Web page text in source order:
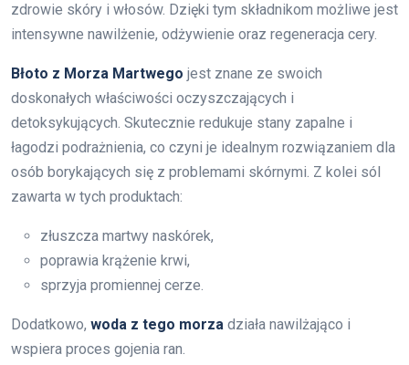
zdrowie skóry i włosów. Dzięki tym składnikom możliwe jest
intensywne nawilżenie, odżywienie oraz regeneracja cery.
Błoto z Morza Martwego jest znane ze swoich
doskonałych właściwości oczyszczających i
detoksykujących. Skutecznie redukuje stany zapalne i
łagodzi podrażnienia, co czyni je idealnym rozwiązaniem dla
osób borykających się z problemami skórnymi. Z kolei sól
zawarta w tych produktach:
złuszcza martwy naskórek,
poprawia krążenie krwi,
sprzyja promiennej cerze.
Dodatkowo, woda z tego morza działa nawilżająco i
wspiera proces gojenia ran.